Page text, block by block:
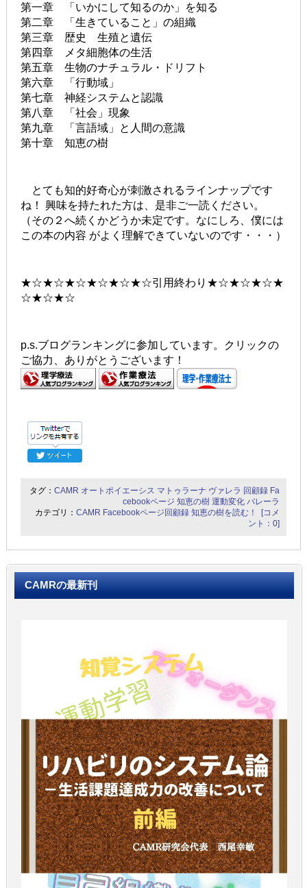
第一章 「いかにして知るのか」を知る
第二章 「生きていること」の組織
第三章 歴史 生殖と遺伝
第四章 メタ細胞体の生活
第五章 生物のナチュラル・ドリフト
第六章 「行動域」
第七章 神経システムと認識
第八章 「社会」現象
第九章 「言語域」と人間の意識
第十章 知恵の樹
とても知的好奇心が刺激されるラインナップです
ね！ 興味を持たれた方は、是非ご一読ください。
（その２へ続くかどうか未定です。なにしろ、僕には
この本の内容 がよく理解できていないのです・・・）
★☆★☆★☆★☆★☆★☆引用終わり★☆★☆★☆★
☆★☆★☆
p.s.ブログランキングに参加しています。クリックの
ご協力、ありがとうございます！
タグ：CAMR オートポイエーシス マトゥラーナ ヴァレラ 回顧録 Fa
cebookページ 知恵の樹 運動変化 バレーラ
カテゴリ：CAMR Facebookページ回顧録 知恵の樹を読む！
[コメ
ント：0]
CAMRの最新刊